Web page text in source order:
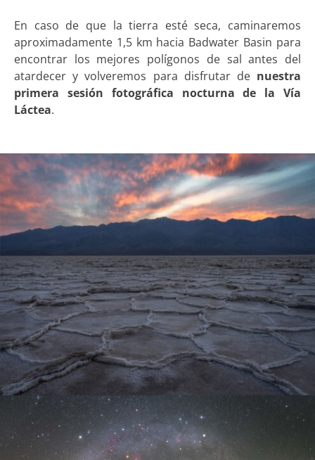
En caso de que la tierra esté seca, caminaremos
aproximadamente 1,5 km hacia Badwater Basin para
encontrar los mejores polígonos de sal antes del
atardecer y volveremos para disfrutar de nuestra
primera sesión fotográfica nocturna de la Vía
Láctea.